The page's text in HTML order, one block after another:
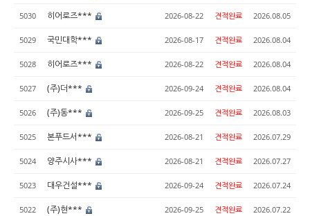
5030 히어로즈*** 2026-08-22 견적완료 2026.08.05
5029 국민대학*** 2026-08-17 견적완료 2026.08.04
5028 히어로즈*** 2026-08-22 견적완료 2026.08.04
5027 (주)더*** 2026-09-24 견적완료 2026.08.04
5026 (주)동*** 2026-09-25 견적완료 2026.08.03
5025 본푸드서*** 2026-08-21 견적완료 2026.07.29
5024 양주시사*** 2026-08-21 견적완료 2026.07.27
5023 대우건설*** 2026-09-24 견적완료 2026.07.24
5022 (주)현*** 2026-09-25 견적완료 2026.07.22